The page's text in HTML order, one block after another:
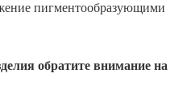
пигментообразующими
обратите внимание на